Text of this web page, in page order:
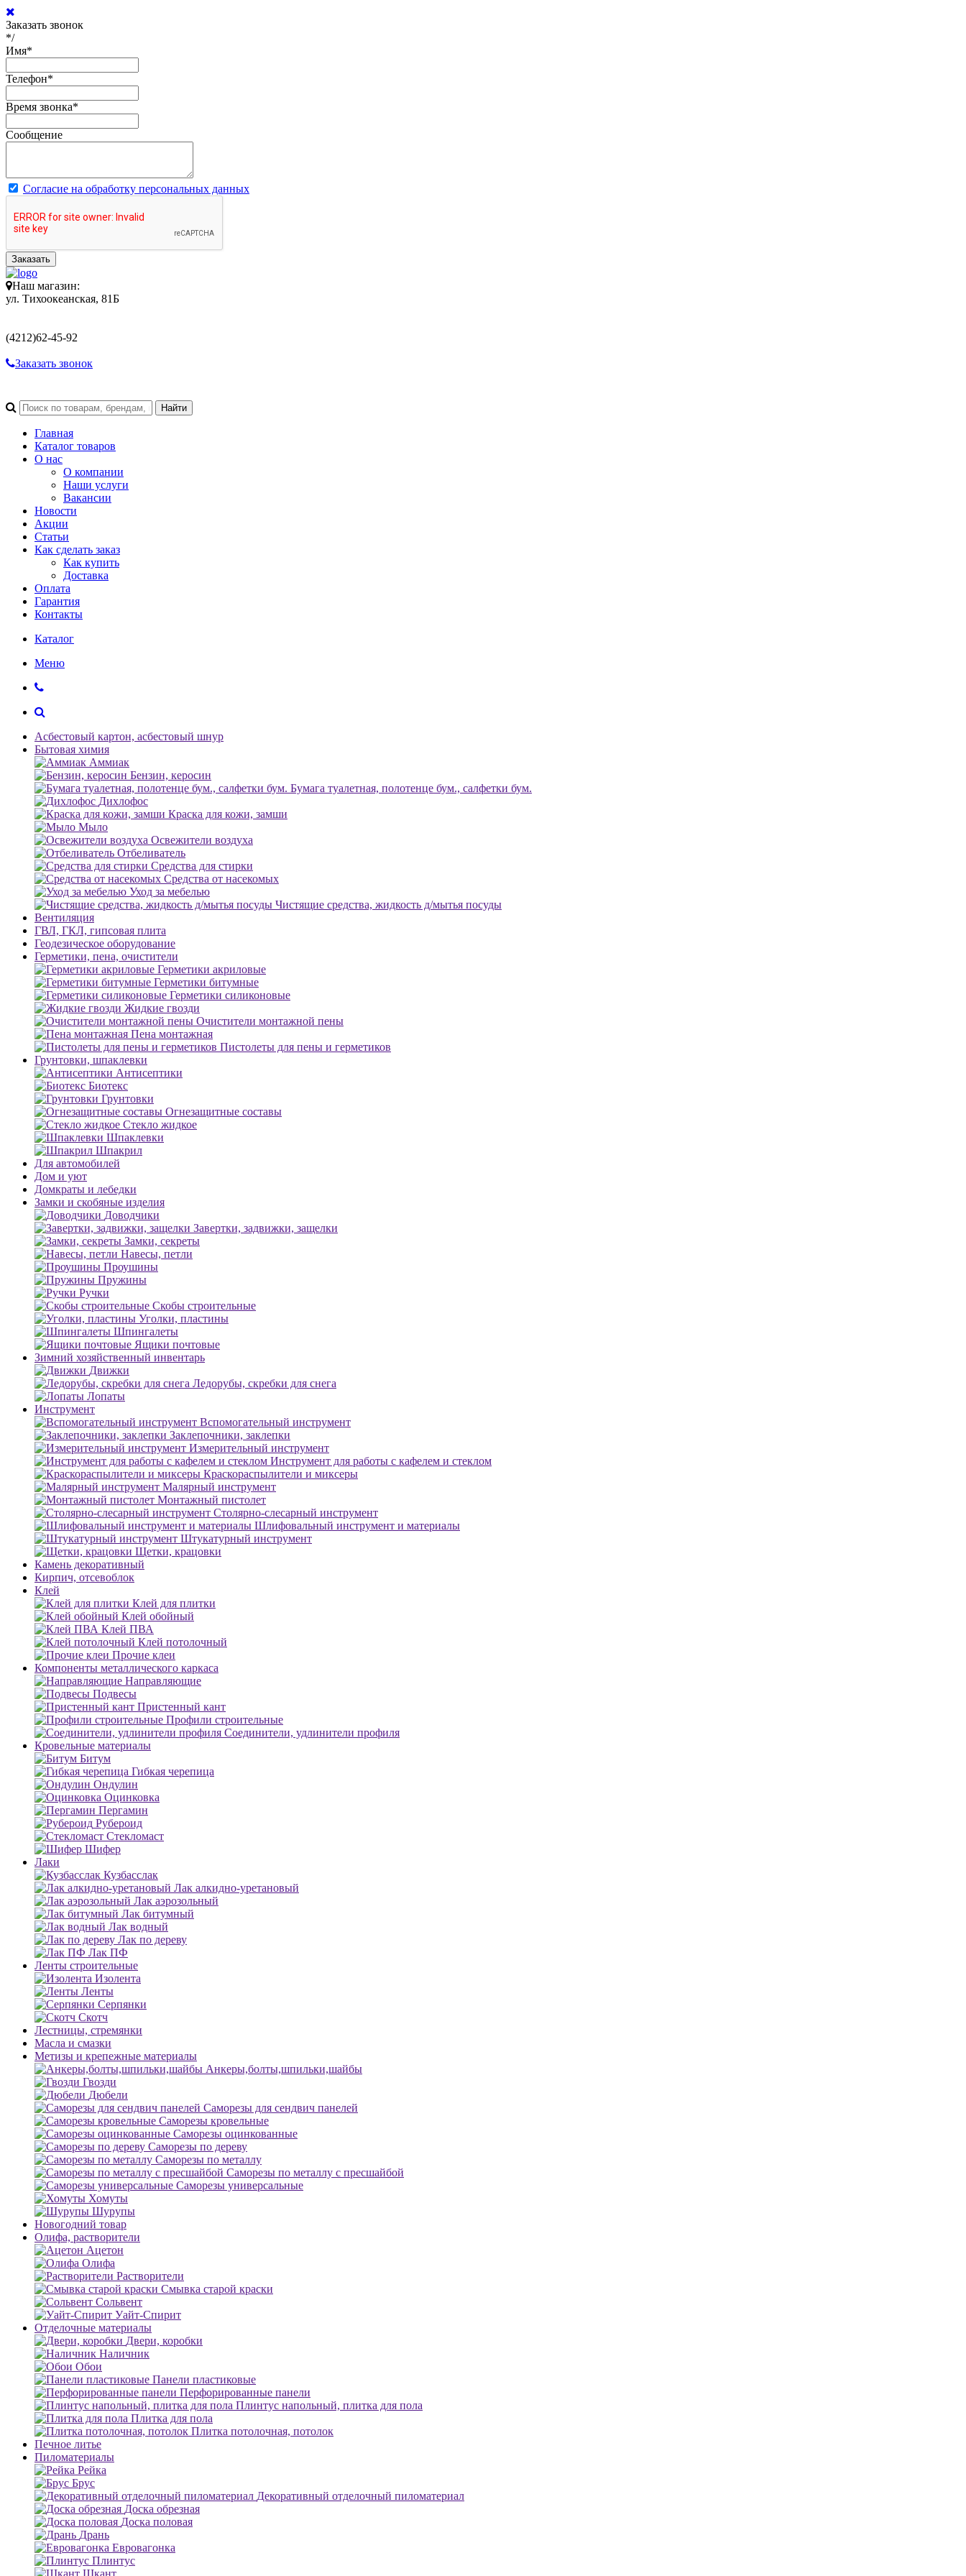
Заказать звонок
*/
Имя*
Телефон*
Время звонка*
Сообщение
Согласие на обработку персональных данных
Заказать
Наш магазин:
ул. Тихоокеанская, 81Б
(4212)62-45-92
Заказать звонок
Главная
Каталог товаров
О нас
О компании
Наши услуги
Вакансии
Новости
Акции
Статьи
Как сделать заказ
Как купить
Доставка
Оплата
Гарантия
Контакты
Каталог
Меню
Асбестовый картон, асбестовый шнур
Бытовая химия
Аммиак
Бензин, керосин
Бумага туалетная, полотенце бум., салфетки бум.
Дихлофос
Краска для кожи, замши
Мыло
Освежители воздуха
Отбеливатель
Средства для стирки
Средства от насекомых
Уход за мебелью
Чистящие средства, жидкость д/мытья посуды
Вентиляция
ГВЛ, ГКЛ, гипсовая плита
Геодезическое оборудование
Герметики, пена, очистители
Герметики акриловые
Герметики битумные
Герметики силиконовые
Жидкие гвозди
Очистители монтажной пены
Пена монтажная
Пистолеты для пены и герметиков
Грунтовки, шпаклевки
Антисептики
Биотекс
Грунтовки
Огнезащитные составы
Стекло жидкое
Шпаклевки
Шпакрил
Для автомобилей
Дом и уют
Домкраты и лебедки
Замки и скобяные изделия
Доводчики
Завертки, задвижки, защелки
Замки, секреты
Навесы, петли
Проушины
Пружины
Ручки
Скобы строительные
Уголки, пластины
Шпингалеты
Ящики почтовые
Зимний хозяйственный инвентарь
Движки
Ледорубы, скребки для снега
Лопаты
Инструмент
Вспомогательный инструмент
Заклепочники, заклепки
Измерительный инструмент
Инструмент для работы с кафелем и стеклом
Краскораспылители и миксеры
Малярный инструмент
Монтажный пистолет
Столярно-слесарный инструмент
Шлифовальный инструмент и материалы
Штукатурный инструмент
Щетки, крацовки
Камень декоративный
Кирпич, отсевоблок
Клей
Клей для плитки
Клей обойный
Клей ПВА
Клей потолочный
Прочие клеи
Компоненты металлического каркаса
Направляющие
Подвесы
Пристенный кант
Профили строительные
Соединители, удлинители профиля
Кровельные материалы
Битум
Гибкая черепица
Ондулин
Оцинковка
Пергамин
Рубероид
Стекломаст
Шифер
Лаки
Кузбасслак
Лак алкидно-уретановый
Лак аэрозольный
Лак битумный
Лак водный
Лак по дереву
Лак ПФ
Ленты строительные
Изолента
Ленты
Серпянки
Скотч
Лестницы, стремянки
Масла и смазки
Метизы и крепежные материалы
Анкеры,болты,шпильки,шайбы
Гвозди
Дюбели
Саморезы для сендвич панелей
Саморезы кровельные
Саморезы оцинкованные
Саморезы по дереву
Саморезы по металлу
Саморезы по металлу с пресшайбой
Саморезы универсальные
Хомуты
Шурупы
Новогодний товар
Олифа, растворители
Ацетон
Олифа
Растворители
Смывка старой краски
Сольвент
Уайт-Спирит
Отделочные материалы
Двери, коробки
Наличник
Обои
Панели пластиковые
Перфорированные панели
Плинтус напольный, плитка для пола
Плитка для пола
Плитка потолочная, потолок
Печное литье
Пиломатериалы
Рейка
Брус
Декоративный отделочный пиломатериал
Доска обрезная
Доска половая
Дрань
Евровагонка
Плинтус
Шкант